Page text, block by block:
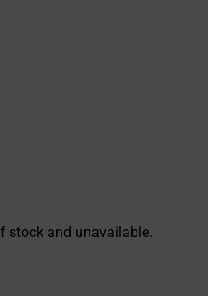
stock and unavailable.